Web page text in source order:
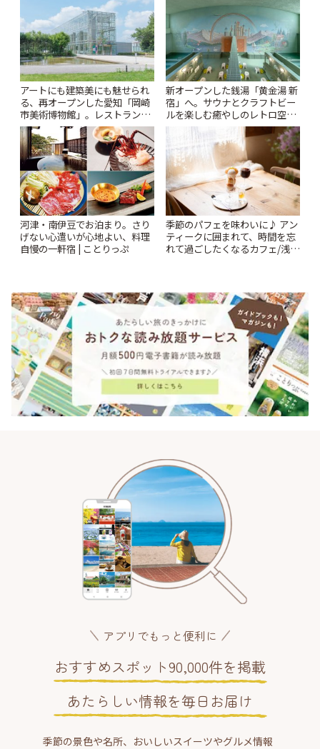
アートにも建築美にも魅せられ
る、再オープンした愛知「岡崎
市美術博物館」。レストランや
ショップも充実 | ことりっぷ
新オープンした銭湯「黄金湯 新
宿」へ。サウナとクラフトビー
ルを楽しむ癒やしのレトロ空間
| ことりっぷ
河津・南伊豆でお泊まり。さり
げない心遣いが心地よい、料理
自慢の一軒宿 | ことりっぷ
季節のパフェを味わいに♪ アン
ティークに囲まれて、時間を忘
れて過ごしたくなるカフェ/浅草
アプリでもっと便利に
おすすめスポット90,000件を掲載
あたらしい情報を毎日お届け
季節の景色や名所、おいしいスイーツやグルメ情報